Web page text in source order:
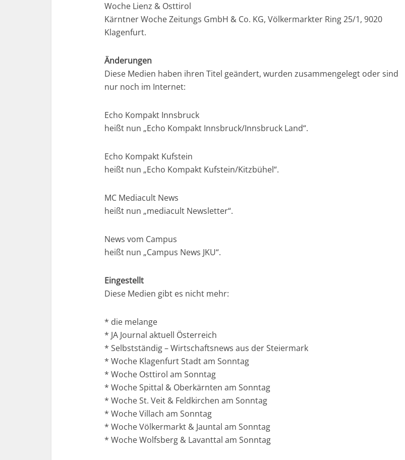
Woche Lienz & Osttirol
Kärntner Woche Zeitungs GmbH & Co. KG, Völkermarkter Ring 25/1, 9020
Klagenfurt.
Änderungen
Diese Medien haben ihren Titel geändert, wurden zusammengelegt oder sind
nur noch im Internet:
Echo Kompakt Innsbruck
heißt nun „Echo Kompakt Innsbruck/Innsbruck Land“.
Echo Kompakt Kufstein
heißt nun „Echo Kompakt Kufstein/Kitzbühel“.
MC Mediacult News
heißt nun „mediacult Newsletter“.
News vom Campus
heißt nun „Campus News JKU“.
Eingestellt
Diese Medien gibt es nicht mehr:
* die melange
* JA Journal aktuell Österreich
* Selbstständig – Wirtschaftsnews aus der Steiermark
* Woche Klagenfurt Stadt am Sonntag
* Woche Osttirol am Sonntag
* Woche Spittal & Oberkärnten am Sonntag
* Woche St. Veit & Feldkirchen am Sonntag
* Woche Villach am Sonntag
* Woche Völkermarkt & Jauntal am Sonntag
* Woche Wolfsberg & Lavanttal am Sonntag